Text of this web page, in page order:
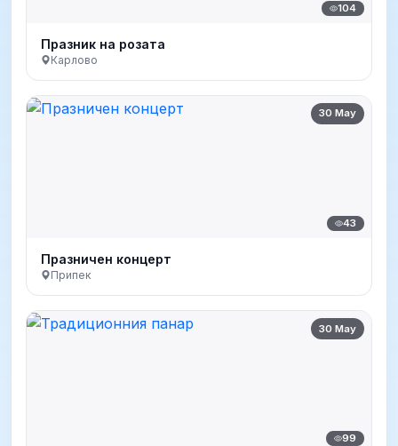
104
Празник на розата
Карлово
30 May
43
Празничен концерт
Припек
30 May
99